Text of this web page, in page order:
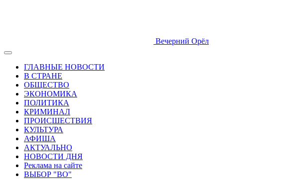
Вечерний Орёл
ГЛАВНЫЕ НОВОСТИ
В СТРАНЕ
ОБЩЕСТВО
ЭКОНОМИКА
ПОЛИТИКА
КРИМИНАЛ
ПРОИСШЕСТВИЯ
КУЛЬТУРА
АФИША
АКТУАЛЬНО
НОВОСТИ ДНЯ
Реклама на сайте
ВЫБОР "ВО"